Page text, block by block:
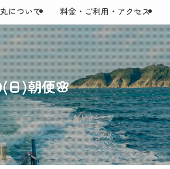
について 料金・ご利用・アクセス
日)朝便🌸